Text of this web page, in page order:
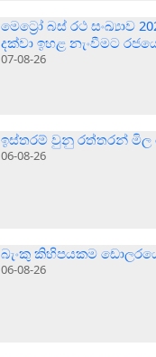
මෙට්‍රෝ බස් රථ සංඛ්‍යාව
දක්වා ඉහළ නැංවීමට
07-08-26
ඉස්තරම් වුනු රත්තරන්
06-08-26
බැංකු කිහිපයකම
06-08-26